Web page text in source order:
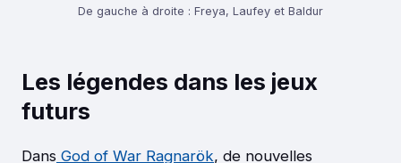
De gauche à droite : Freya, Laufey et Baldur
Les légendes dans les jeux
futurs
Dans God of War Ragnarök, de nouvelles